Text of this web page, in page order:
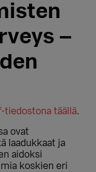
–
tiedostona täällä.
ovat
laadukkaat ja
aidoksi
koskien eri